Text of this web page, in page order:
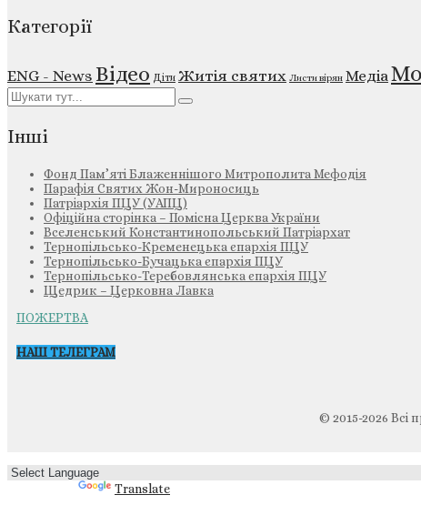
Категорії
ENG - News Відео Діти Житія святих Листи вірян Медіа
Інші
Фонд Пам’яті Блаженнішого Митрополита Мефодія
Парафія Святих Жон-Мироносиць
Патріархія ПЦУ (УАПЦ)
Офіційна сторінка – Помісна Церква України
Вселенський Константинопольський Патріархат
Тернопільсько-Кременецька єпархія ПЦУ
Тернопільсько-Бучацька єпархія ПЦУ
Тернопільсько-Теребовлянська єпархія ПЦУ
Щедрик – Церковна Лавка
ПОЖЕРТВА
НАШ ТЕЛЕГРАМ
© 2015-2026 Всі
Translate